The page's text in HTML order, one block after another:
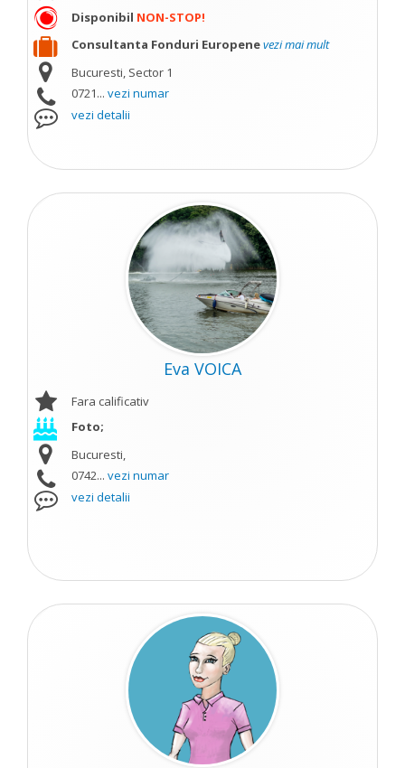
Disponibil NON-STOP!
Consultanta Fonduri Europenevezi mai mult
Bucuresti, Sector 1
0721... vezi numar
vezi detalii
Eva VOICA
Fara calificativ
Foto;
Bucuresti,
0742... vezi numar
vezi detalii